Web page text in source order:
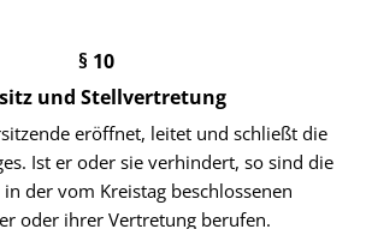
§ 10
und Stellvertretung
eröffnet, leitet und schließt die
Ist er oder sie verhindert, so sind die
der vom Kreistag beschlossenen
oder ihrer Vertretung berufen.